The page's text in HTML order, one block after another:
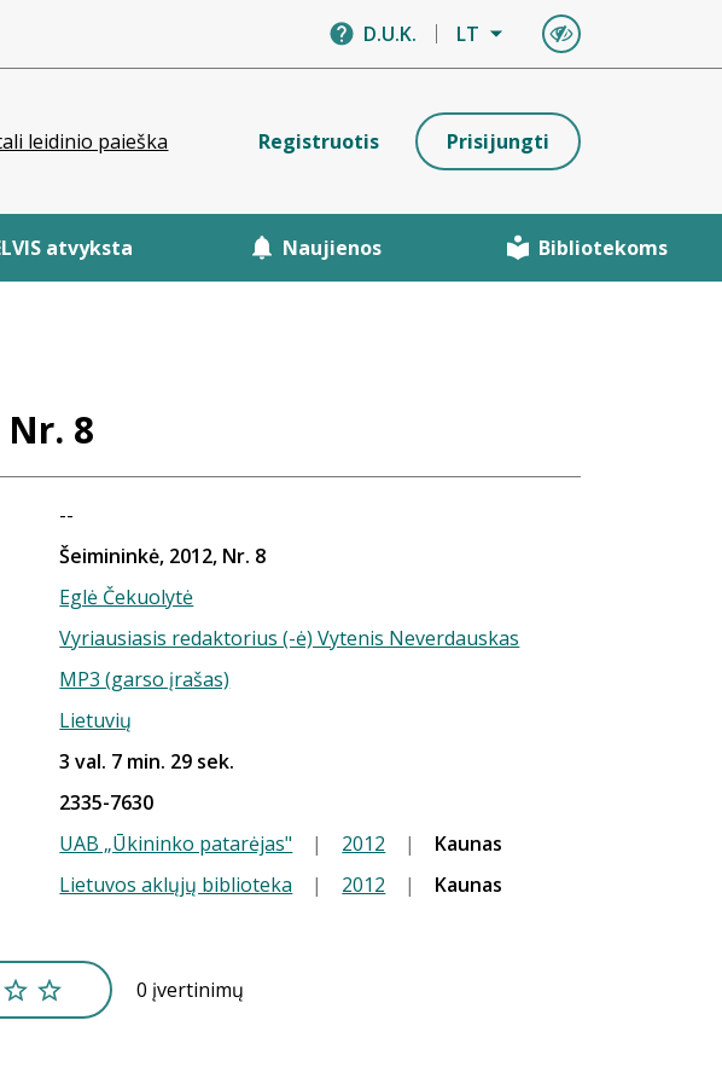
D.U.K. LT
leidinio paieška Registruotis Prisijungti
atvyksta Naujienos Bibliotekoms
8
--
Šeimininkė, 2012, Nr. 8
Eglė Čekuolytė
Vyriausiasis redaktorius (-ė) Vytenis Neverdauskas
MP3 (garso įrašas)
Lietuvių
3 val. 7 min. 29 sek.
2335-7630
UAB „Ūkininko patarėjas" | 2012 |
Kaunas
Lietuvos aklųjų biblioteka | 2012 | Kaunas
0 įvertinimų